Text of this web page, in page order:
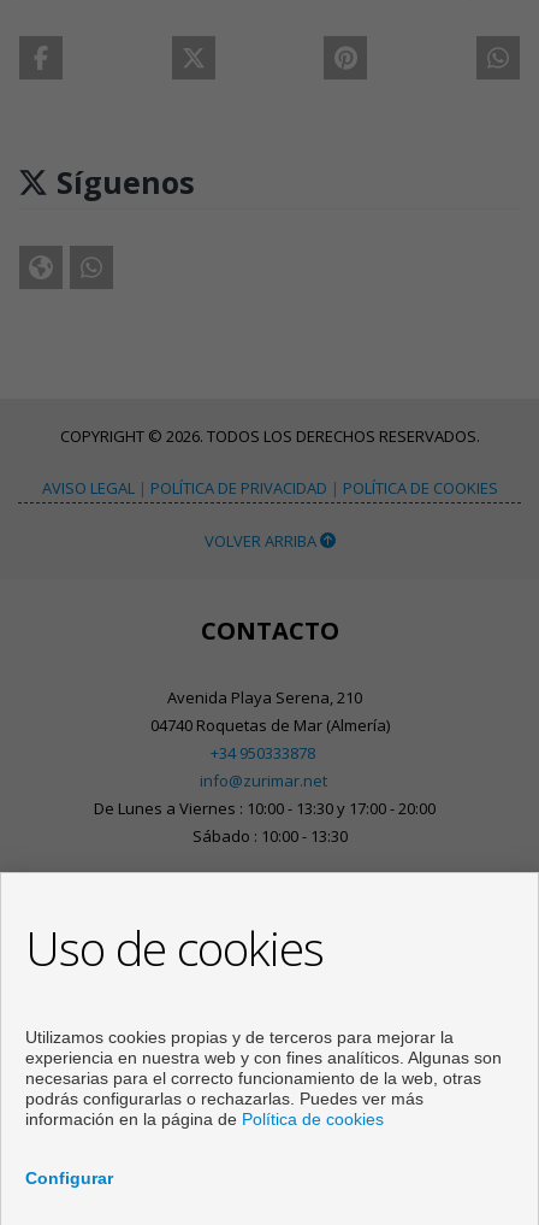
Síguenos
COPYRIGHT © 2026. TODOS LOS DERECHOS RESERVADOS.
AVISO LEGAL| POLÍTICA DE PRIVACIDAD | POLÍTICA DE COOKIES
VOLVER ARRIBA
CONTACTO
Avenida Playa Serena, 210
04740 Roquetas de Mar (Almería)
+34 950333878
info@zurimar.net
De Lunes a Viernes : 10:00 - 13:30 y 17:00 - 20:00
Sábado : 10:00 - 13:30
Pisos y casas en venta en Roquetas de Mar
Uso de cookies
Utilizamos cookies propias y de terceros para mejorar la
experiencia en nuestra web y con fines analíticos. Algunas son
necesarias para el correcto funcionamiento de la web, otras
podrás configurarlas o rechazarlas. Puedes ver más
información en la página de Política de cookies
Configurar